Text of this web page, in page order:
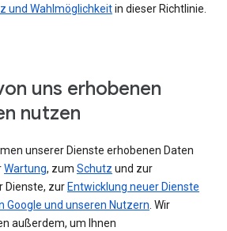
und Wahlmöglichkeitin dieser Richtlinie.
uns erhobenen
nutzen
unserer Dienste erhobenen Daten
Wartung, zum Schutz und zur
Dienste, zur Entwicklung neuer Dienste
Google und unseren Nutzern. Wir
außerdem, um Ihnen